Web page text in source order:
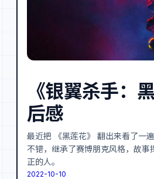
《银翼杀手：
后感
最近把 《黑莲花》 翻出来看了一
不错，继承了赛博朋克风格，故事
正的人。
2022-10-10